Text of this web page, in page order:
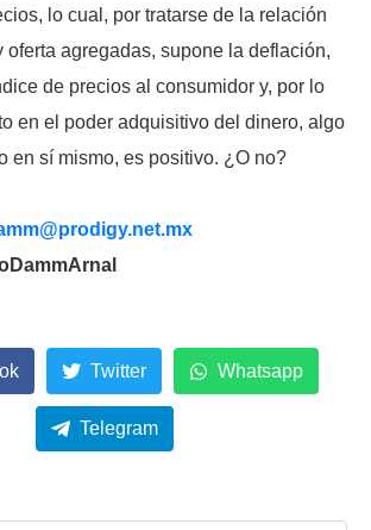
lo cual, por tratarse de la relación
oferta agregadas, supone la deflación,
de precios al consumidor y, por lo
en el poder adquisitivo del dinero, algo
en sí mismo, es positivo. ¿O no?
Twitter Whatsapp
Telegram